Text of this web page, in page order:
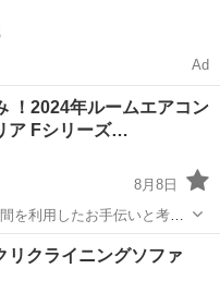
Ad
！2024年ルームエアコン
ア Fシリーズ…
8月8日
を利用したお手伝いと考え
100V
リクライニングソファ